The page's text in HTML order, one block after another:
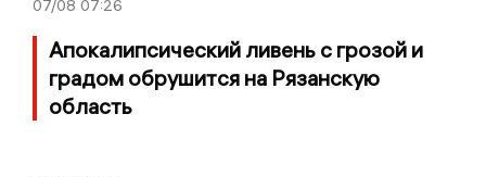
07/08 07:26
Апокалипсический ливень с грозой и
градом обрушится на Рязанскую
область